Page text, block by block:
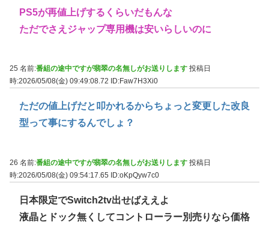
PS5が再値上げするくらいだもんな
ただでさえジャップ専用機は安いらしいのに
25 名前:番組の途中ですが翡翠の名無しがお送りします 投稿日
時:2026/05/08(金) 09:49:08.72
ID:Faw7H3Xi0
ただの値上げだと叩かれるからちょっと変更した改良
型って事にするんでしょ？
26 名前:番組の途中ですが翡翠の名無しがお送りします 投稿日
時:2026/05/08(金) 09:54:17.65
ID:oKpQyw7c0
日本限定でSwitch2tv出せばええよ
液晶とドック無くしてコントローラー別売りなら価格